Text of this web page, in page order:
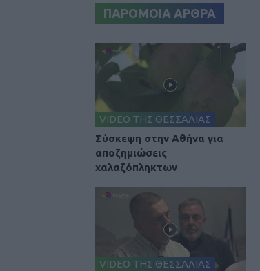
ΠΑΡΟΜΟΙΑ ΑΡΘΡΑ
VIDEO ΤΗΣ ΘΕΣΣΑΛΙΑΣ
Σύσκεψη στην Αθήνα για
αποζημιώσεις
χαλαζόπληκτων
VIDEO ΤΗΣ ΘΕΣΣΑΛΙΑΣ